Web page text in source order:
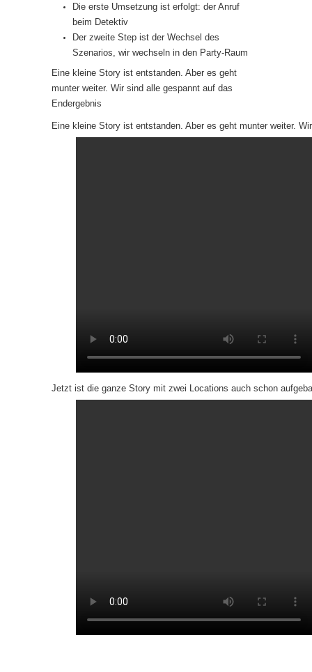
Die erste Umsetzung ist erfolgt: der Anruf
beim Detektiv
Der zweite Step ist der Wechsel des
Szenarios, wir wechseln in den Party-Raum
Eine kleine Story ist entstanden. Aber es geht
munter weiter. Wir sind alle gespannt auf das
Endergebnis
Eine kleine Story ist entstanden. Aber es geht munter weiter.
Jetzt ist die ganze Story mit zwei Locations auch schon